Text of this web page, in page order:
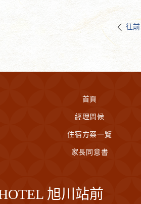
往前
首頁
經理問候
住宿方案一覽
家長同意書
旭川站前